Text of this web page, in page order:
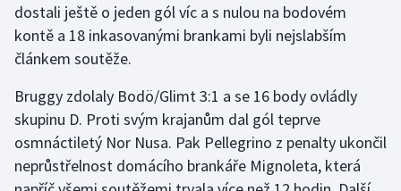
dostali ještě o jeden gól víc a s nulou na bodovém
kontě a 18 inkasovanými brankami byli nejslabším
článkem soutěže.
Bruggy zdolaly Bodö/Glimt 3:1 a se 16 body ovládly
skupinu D. Proti svým krajanům dal gól teprve
osmnáctiletý Nor Nusa. Pak Pellegrino z penalty ukončil
neprůstřelnost domácího brankáře Mignoleta, která